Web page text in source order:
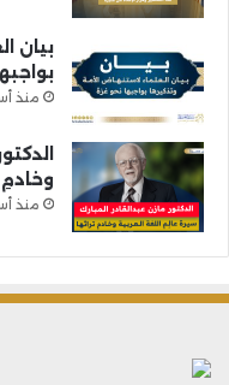
بيان
منذ
وخادمِ
منذ